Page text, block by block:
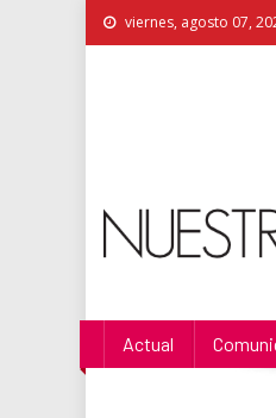
Skip
to
viernes, agosto 07,
Actual